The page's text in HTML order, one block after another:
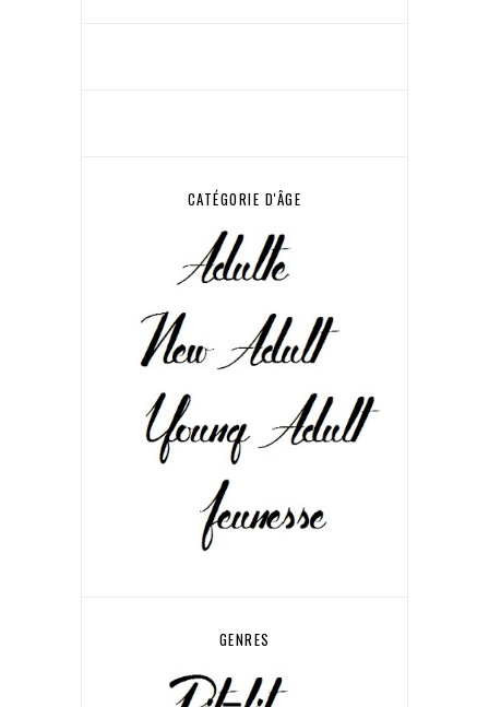
CATÉGORIE D'ÂGE
GENRES